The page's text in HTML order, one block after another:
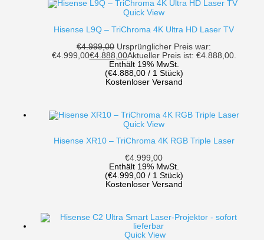
Quick View
Hisense L9Q – TriChroma 4K Ultra HD Laser TV
€4.999,00 Ursprünglicher Preis war:
€4.999,00€4.888,00Aktueller Preis ist: €4.888,00.
Enthält 19% MwSt.
(€4.888,00/ 1 Stück)
Kostenloser Versand
Quick View
Hisense XR10 – TriChroma 4K RGB Triple Laser
€4.999,00
Enthält 19% MwSt.
(€4.999,00/ 1 Stück)
Kostenloser Versand
Quick View